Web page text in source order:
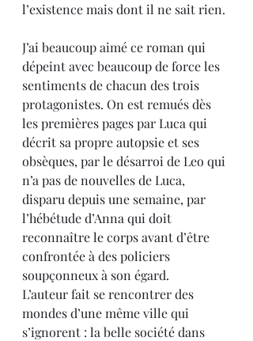
l’existence mais dont il ne sait rien.
J’ai beaucoup aimé ce roman qui
dépeint avec beaucoup de force les
sentiments de chacun des trois
protagonistes. On est remués dès
les premières pages par Luca qui
décrit sa propre autopsie et ses
obsèques, par le désarroi de Leo qui
n’a pas de nouvelles de Luca,
disparu depuis une semaine, par
l’hébétude d’Anna qui doit
reconnaître le corps avant d’être
confrontée à des policiers
soupçonneux à son égard.
L’auteur fait se rencontrer des
mondes d’une même ville qui
s’ignorent : la belle société dans